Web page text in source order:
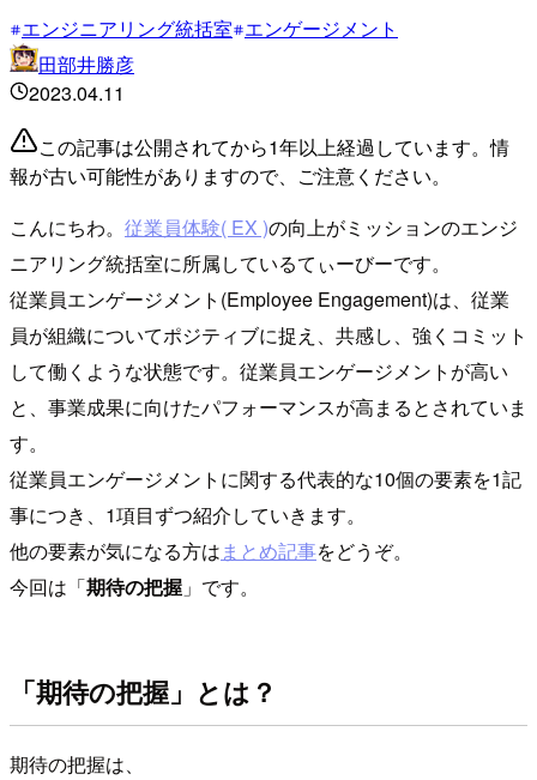
エンジニアリング統括室 エンゲージメント
田部井勝彦
2023.04.11
この記事は公開されてから1年以上経過しています。情
報が古い可能性がありますので、ご注意ください。
こんにちわ。 従業員体験( EX )の向上がミッションのエンジ
ニアリング統括室に所属しているてぃーびーです。
従業員エンゲージメント(Employee Engagement)は、従業
員が組織についてポジティブに捉え、共感し、強くコミット
して働くような状態です。従業員エンゲージメントが高い
と、事業成果に向けたパフォーマンスが高まるとされていま
す。
従業員エンゲージメントに関する代表的な10個の要素を1記
事につき、1項目ずつ紹介していきます。
他の要素が気になる方はまとめ記事をどうぞ。
今回は「期待の把握 」です。
「期待の把握」とは？
期待の把握は、